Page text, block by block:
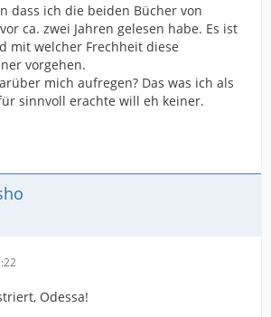
dass ich die beiden Bücher von
ca. zwei Jahren gelesen habe. Es ist
mit welcher Frechheit diese
vorgehen.
mich aufregen? Das was ich als
sinnvoll erachte will eh keiner.
Odessa!